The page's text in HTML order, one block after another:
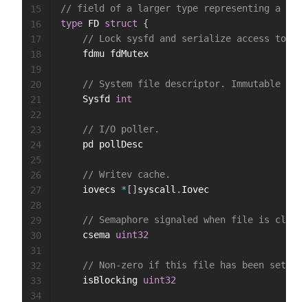
// field of a larger type representing a
type FD struct
{
// Lock sysfd and serialize access to
// System file descriptor. Immutable
	Sysfd
int
// I/O poller.
// Writev cache.
	iovecs
* [ ] syscall . Iovec
// Semaphore signaled when file is
	csema
uint32
// Non-zero if this file has been set to
	isBlocking
uint32
15
16
17
18
19
20
21
22
23
24
25
26
27
28
29
30
31
32
33
34